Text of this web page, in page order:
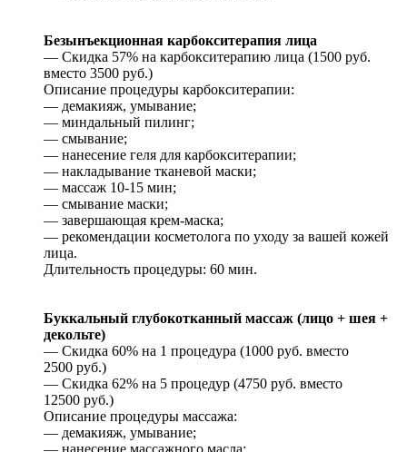
Безынъекционная карбокситерапия лица
— Скидка 57% на карбокситерапию лица (1500 руб.
вместо 3500 руб.)
Описание процедуры карбокситерапии:
— демакияж, умывание;
— миндальный пилинг;
— смывание;
— нанесение геля для карбокситерапии;
— накладывание тканевой маски;
— массаж 10-15 мин;
— смывание маски;
— завершающая крем-маска;
— рекомендации косметолога по уходу за вашей кожей
лица.
Длительность процедуры: 60 мин.
Буккальный глубокотканный массаж (лицо + шея +
декольте)
— Скидка 60% на 1 процедура (1000 руб. вместо
2500 руб.)
— Скидка 62% на 5 процедур (4750 руб. вместо
12500 руб.)
Описание процедуры массажа:
— демакияж, умывание;
— нанесение массажного масла;